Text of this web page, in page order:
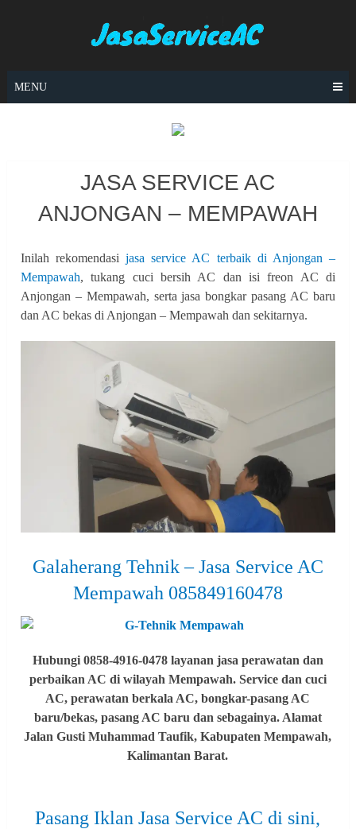
MENU
JASA SERVICE AC
ANJONGAN – MEMPAWAH
Inilah rekomendasijasa service AC terbaik di Anjongan –
Mempawah, tukang cuci bersih AC dan isi freon AC di
Anjongan – Mempawah, serta jasa bongkar pasang AC baru
dan AC bekas di Anjongan – Mempawah dan sekitarnya.
Galaherang Tehnik – Jasa Service AC
Mempawah 085849160478
Hubungi 0858-4916-0478 layanan jasa perawatan dan
perbaikan AC di wilayah Mempawah. Service dan cuci
AC, perawatan berkala AC, bongkar-pasang AC
baru/bekas, pasang AC baru dan sebagainya. Alamat
Jalan Gusti Muhammad Taufik, Kabupaten Mempawah,
Kalimantan Barat.
Pasang Iklan Jasa Service AC di sini,